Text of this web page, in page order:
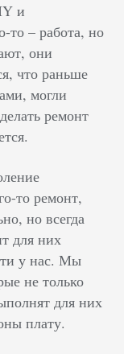
и
то – работа, но
они
что раньше
могли
ремонт
то ремонт,
но всегда
для них
у нас. Мы
не только
для них
плату.